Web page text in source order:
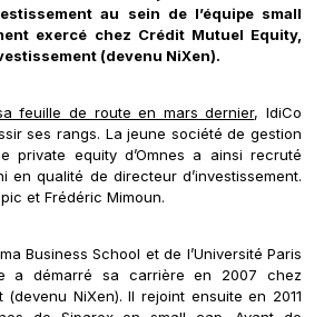
au sein de l’équipe small
exercé chez Crédit Mutuel Equity,
(devenu NiXen).
feuille de route en mars dernier, IdiCo
ses rangs. La jeune société de gestion
private equity d’Omnes a ainsi recruté
en qualité de directeur d’investissement.
et Frédéric Mimoun.
Business School et de l’Université Paris
a démarré sa carrière en 2007 chez
(devenu NiXen). Il rejoint ensuite en 2011